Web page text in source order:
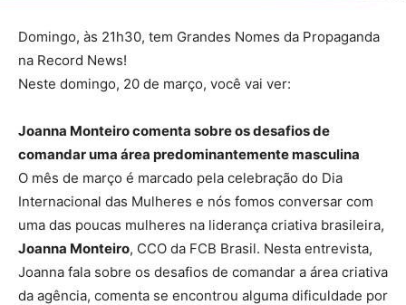
Domingo, às 21h30, tem Grandes Nomes da Propaganda
na Record News!
Neste domingo, 20 de março, você vai ver:
Joanna Monteiro comenta sobre os desafios de
comandar uma área predominantemente masculina
O mês de março é marcado pela celebração do Dia
Internacional das Mulheres e nós fomos conversar com
uma das poucas mulheres na liderança criativa brasileira,
Joanna Monteiro, CCO da FCB Brasil. Nesta entrevista,
Joanna fala sobre os desafios de comandar a área criativa
da agência, comenta se encontrou alguma dificuldade por